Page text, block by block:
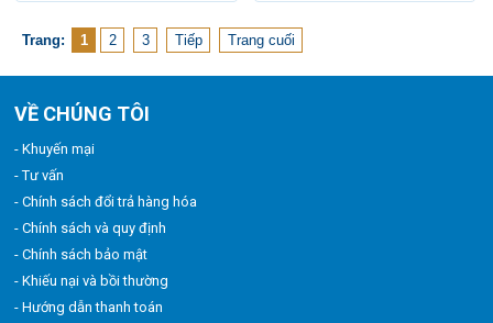
Trang: 1 2 3 Tiếp Trang cuối
VỀ CHÚNG TÔI
- Khuyến mại
- Tư vấn
- Chính sách đổi trả hàng hóa
- Chính sách và quy định
- Chính sách bảo mật
- Khiếu nại và bồi thường
- Hướng dẫn thanh toán